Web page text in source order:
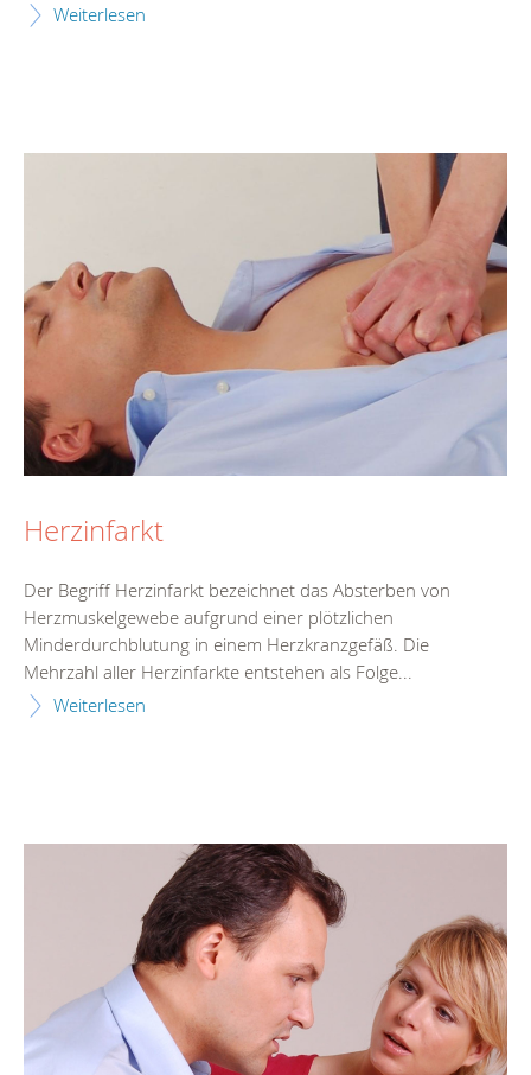
Weiterlesen
Herzinfarkt
Der Begriff Herzinfarkt bezeichnet das Absterben von
Herzmuskelgewebe aufgrund einer plötzlichen
Minderdurchblutung in einem Herzkranzgefäß. Die
Mehrzahl aller Herzinfarkte entstehen als Folge...
Weiterlesen